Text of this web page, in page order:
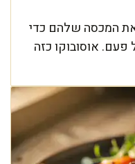
המכסה שלהם כדי
אוסובוקו כזה